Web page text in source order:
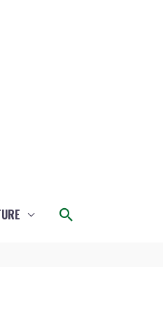
Rechercher